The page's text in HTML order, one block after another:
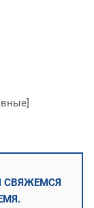
СВЯЖЕМСЯ